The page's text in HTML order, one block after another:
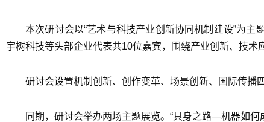
本次研讨会以“艺术与科技产业创新协同机制建设”为主
宇树科技等头部企业代表共10位嘉宾，围绕产业创新、技术
研讨会设置机制创新、创作变革、场景创新、国际传播
同期，研讨会举办两场主题展览。“具身之路—机器如何